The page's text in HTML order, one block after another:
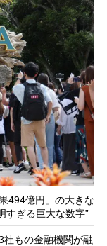
494億円」の大きな
すぎる巨大な数字”
社もの金融機関が融